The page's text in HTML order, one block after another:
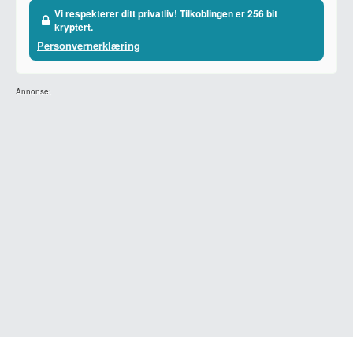
Vi respekterer ditt privatliv! Tilkoblingen er 256 bit
kryptert.
Personvernerklæring
Annonse: